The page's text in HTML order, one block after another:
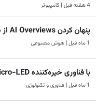
4 هفته قبل | کامپیوتر
پنهان کردن AI Overviews از نتایج جستجوی گوگل
1 ماه قبل | هوش مصنوعی
با فناوری خیره‌کننده Micro-LED آشنا شوید
1 ماه قبل | فناوری و تکنولوژی